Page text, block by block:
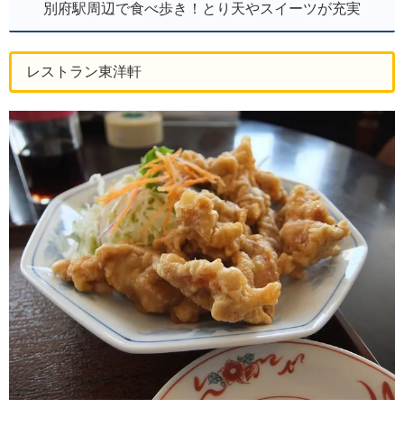
別府駅周辺で食べ歩き！とり天やスイーツが充実
レストラン東洋軒